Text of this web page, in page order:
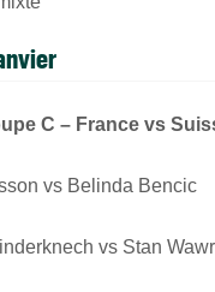
C – France vs
vs Belinda Bencic
vs Stan